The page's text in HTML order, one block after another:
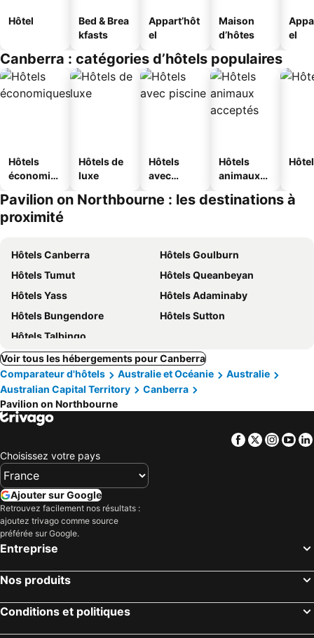
Hôtel
Bed & Brea
kfasts
Appart’hôt
el
Maison
d’hôtes
el
Canberra : catégories d’hôtels populaires
Hôtels
économiq
Hôtels de
luxe
Hôtels
avec
Hôtels
animaux
Pavilion on Northbourne : les destinations à
proximité
Hôtels Canberra
Hôtels Goulburn
Hôtels Tumut
Hôtels Queanbeyan
Hôtels Yass
Hôtels Adaminaby
Hôtels Bungendore
Hôtels Sutton
Hôtels Talbingo
Voir tous les hébergements pour Canberra
Comparateur d'hôtels
Australie et Océanie
Australie
Australian Capital Territory
Canberra
Pavilion on Northbourne
Facebook
Twitter
Choisissez votre pays
Ajouter sur Google
Retrouvez facilement nos résultats :
ajoutez trivago comme source
préférée sur Google.
Entreprise
Nos produits
Conditions et politiques